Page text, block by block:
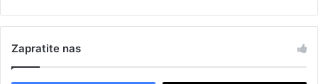
Zapratite nas